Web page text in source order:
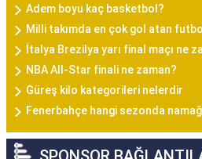
Adem boyu kaç basketbol?
Milli takımda en çok gol atan
İtalya Brezilya yarı final maçı ne
NBA All-Star finali ne zaman?
Güreş kilo kategorileri nelerdir
Fenerbahçe hangi sezonda